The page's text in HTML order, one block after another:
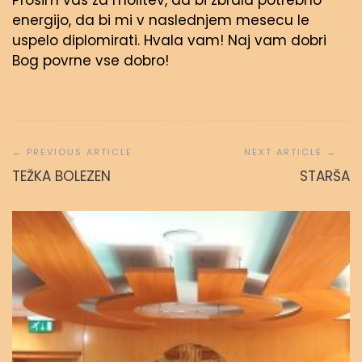
energijo, da bi mi v naslednjem mesecu le
uspelo diplomirati. Hvala vam! Naj vam dobri
Bog povrne vse dobro!
prispevka
TEŽKA BOLEZEN STARŠA